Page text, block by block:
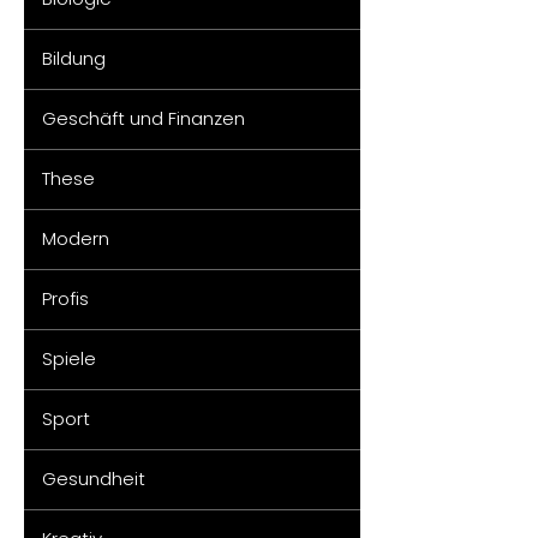
Bildung
Geschäft und Finanzen
These
Modern
Profis
Spiele
Sport
Gesundheit